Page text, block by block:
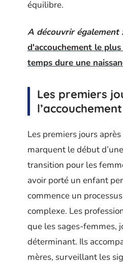
équilibre.
A découvrir également :
d'accouchement le
temps dure une
Les premiers
l’accouchement
Les premiers jours
marquent le début
transition pour les
avoir porté un enfant
commence un
complexe. Les
que les sages-femmes,
déterminant. Ils
mères, surveillant les